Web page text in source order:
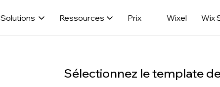
Solutions Ressources Prix Wixel Wix
Sélectionnez le template